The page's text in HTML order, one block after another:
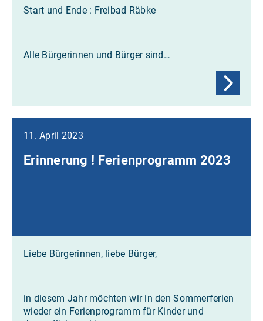
Start und Ende : Freibad Räbke
Alle Bürgerinnen und Bürger sind…
11. April 2023
Erinnerung ! Ferienprogramm 2023
Liebe Bürgerinnen, liebe Bürger,
in diesem Jahr möchten wir in den Sommerferien
wieder ein Ferienprogramm für Kinder und